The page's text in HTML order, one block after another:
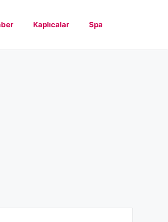
Kaplıcalar Spa